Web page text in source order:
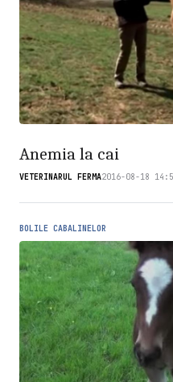
Anemia la cai
VETERINARUL FERMA2016-08-18
BOLILE CABALINELOR